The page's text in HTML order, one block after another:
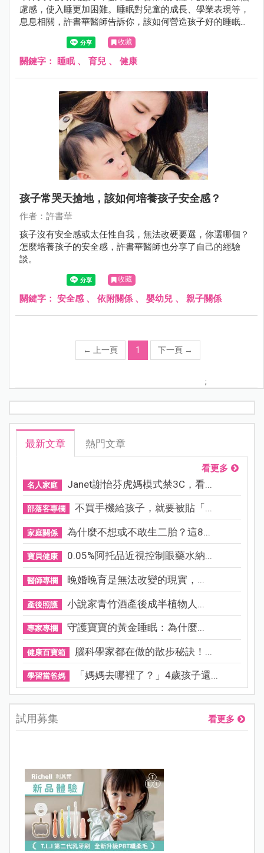
慮感，使入睡更加困難。睡眠對兒童的成長、學業表現等，
息息相關，許書華醫師告訴你，該如何營造孩子好的睡眠環
收藏
關鍵字： 睡眠、 育兒 、 健康
孩子常哭天搶地，該如何培養孩子安全感？
作者：許書華
孩子沒有安全感或太任性自我，無法改硬要選，你選哪個？
怎麼培養孩子的安全感，許書華醫師也分享了自己的經驗
談。
收藏
關鍵字： 安全感 、 依附關係 、 嬰幼兒 、 親子關係
← 上一頁 1 下一頁 →
;
最新文章 熱門文章
看更多
名人家庭 Janet謝怡芬虎媽模式禁3C，看...
部落客專欄 不買手機給孩子，就要被貼「...
家庭關係 為什麼不想或不敢生二胎？這8...
寶貝健康 0.05%阿托品近視控制眼藥水納...
醫師專欄 晚婚晚育是無法改變的現實，...
產後照護 小說家青竹酒產後成半植物人...
專家專欄 守護寶寶的黃金睡眠：為什麼...
健康百寶箱 腦科學家都在做的散步秘訣！...
學習當爸媽 「媽媽去哪裡了？」4歲孩子還...
試用募集 看更多